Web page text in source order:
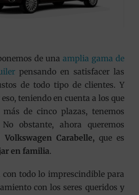
de unaamplia gama de
pensando en satisfacer las
de todo tipo de clientes. Y
teniendo en cuenta a los que
de cinco plazas, tenemos
obstante, ahora queremos
Volkswagen Carabelle,que es
en familia.
con todo lo imprescindible para
con los seres queridos y